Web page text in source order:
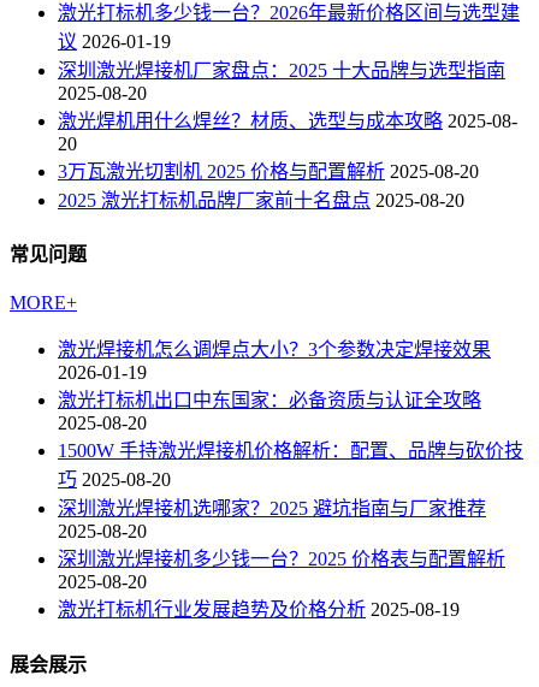
激光打标机多少钱一台？2026年最新价格区间与选型建
议 2026-01-19
深圳激光焊接机厂家盘点：2025 十大品牌与选型指南
2025-08-20
激光焊机用什么焊丝？材质、选型与成本攻略 2025-08-
20
3万瓦激光切割机 2025 价格与配置解析 2025-08-20
2025 激光打标机品牌厂家前十名盘点 2025-08-20
常见问题
MORE+
激光焊接机怎么调焊点大小？3个参数决定焊接效果
2026-01-19
激光打标机出口中东国家：必备资质与认证全攻略
2025-08-20
1500W 手持激光焊接机价格解析：配置、品牌与砍价技
巧 2025-08-20
深圳激光焊接机选哪家？2025 避坑指南与厂家推荐
2025-08-20
深圳激光焊接机多少钱一台？2025 价格表与配置解析
2025-08-20
激光打标机行业发展趋势及价格分析 2025-08-19
展会展示